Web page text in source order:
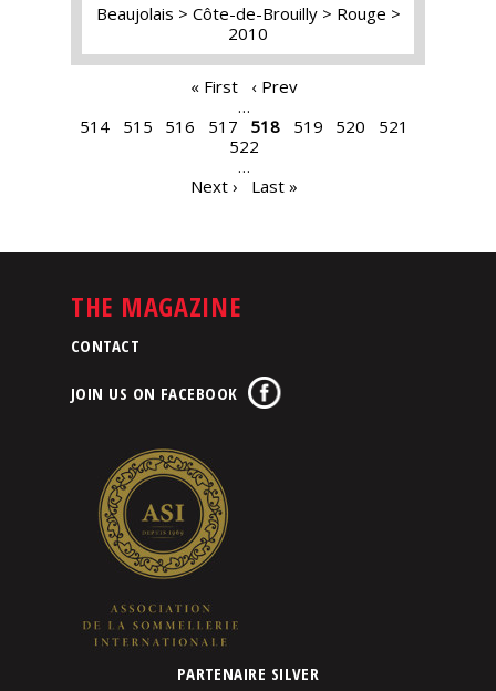
Beaujolais Côte-de-Brouilly
Rouge
2010
« First
‹ Prev
…
514
515 516 517 518 519 520
521
522
…
Next ›
Last »
THE MAGAZINE
CONTACT
JOIN US ON FACEBOOK
PARTENAIRE SILVER